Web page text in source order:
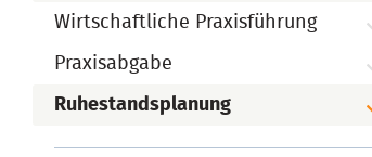
Wirtschaftliche Praxisführung
Praxisabgabe
Ruhestandsplanung